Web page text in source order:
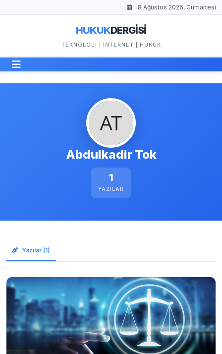
8 Ağustos 2026, Cumartesi
HUKUKDERGİSİ
TEKNOLOJI | İNTERNET | HUKUK
Abdulkadir Tok
1
YAZILAR
Yazılar (1)